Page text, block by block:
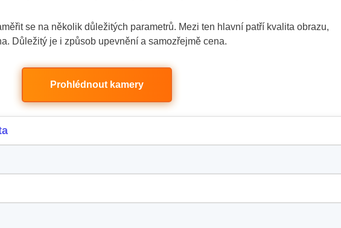
se na několik důležitých parametrů. Mezi ten hlavní patří kvalita obrazu,
Důležitý je i způsob upevnění a samozřejmě cena.
Prohlédnout kamery